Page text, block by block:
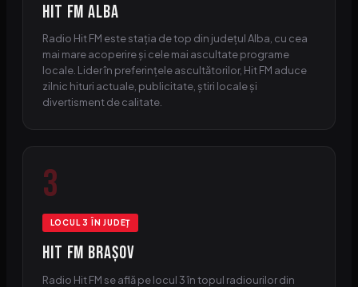
HIT FM Alba
Radio Hit FM este stația de top din județul Alba, cu cea
mai mare acoperire și cele mai ascultate programe
locale. Lider în preferințele ascultătorilor, Hit FM aduce
zilnic hituri actuale, publicitate, știri locale și
divertisment de calitate.
3
LOCUL 3 ÎN JUDEȚ
HIT FM Brașov
Radio Hit FM se află pe locul 3 în topul radiourilor din